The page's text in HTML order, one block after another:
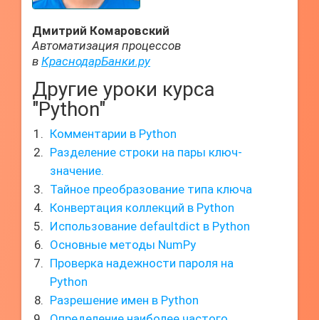
Дмитрий Комаровский
Автоматизация процессов
в КраснодарБанки.ру
Другие уроки курса
"Python"
Комментарии в Python
Разделение строки на пары ключ-
значение.
Тайное преобразование типа ключа
Конвертация коллекций в Python
Использование defaultdict в Python
Основные методы NumPy
Проверка надежности пароля на
Python
Разрешение имен в Python